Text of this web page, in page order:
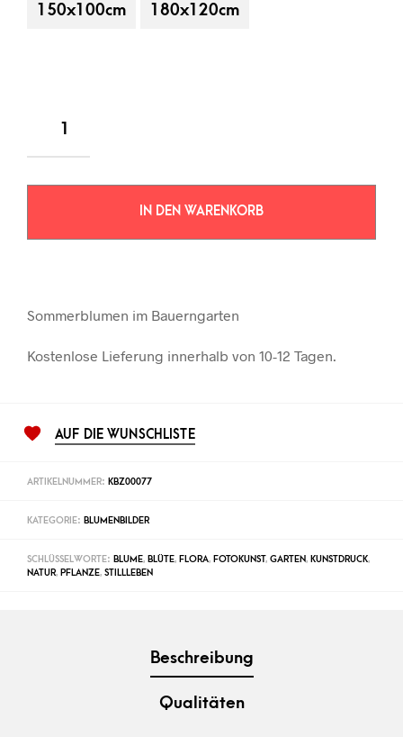
150x100cm 180x120cm
IN DEN WARENKORB
Sommerblumen im Bauerngarten
Kostenlose Lieferung innerhalb von 10-12 Tagen.
AUF DIE WUNSCHLISTE
ARTIKELNUMMER: KBZ00077
KATEGORIE: BLUMENBILDER
SCHLÜSSELWORTE: BLUME, BLÜTE, FLORA, FOTOKUNST, GARTEN, KUNSTDRUCK,
NATUR, PFLANZE, STILLLEBEN
Beschreibung
Qualitäten